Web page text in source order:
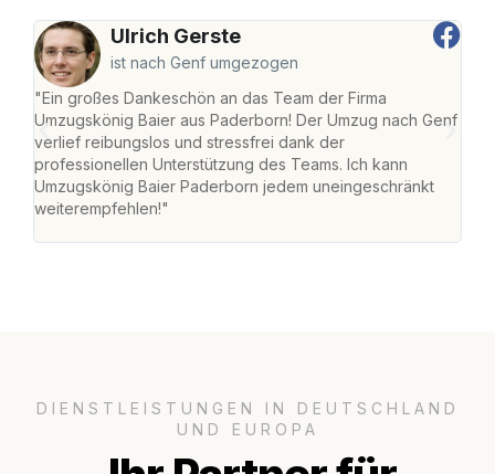
Ulrich Gerste
ist nach Genf umgezogen
"Ein großes Dankeschön an das Team der Firma
Umzugskönig Baier aus Paderborn! Der Umzug nach Genf
verlief reibungslos und stressfrei dank der
professionellen Unterstützung des Teams. Ich kann
Umzugskönig Baier Paderborn jedem uneingeschränkt
weiterempfehlen!"
DIENSTLEISTUNGEN IN DEUTSCHLAND
UND EUROPA